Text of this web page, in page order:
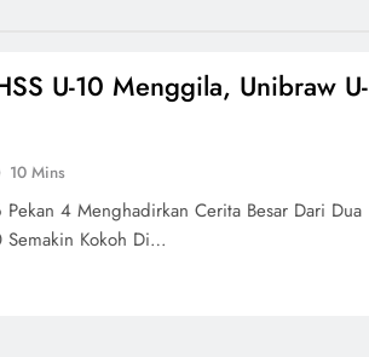
U-10 Menggila, Unibraw U-
10 Mins
4 Menghadirkan Cerita Besar Dari Dua
Semakin Kokoh Di…